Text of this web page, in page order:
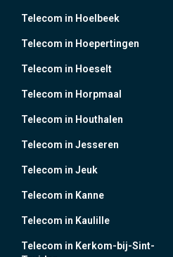
Telecom in Hoelbeek
Telecom in Hoepertingen
Telecom in Hoeselt
Telecom in Horpmaal
Telecom in Houthalen
Telecom in Jesseren
Telecom in Jeuk
Telecom in Kanne
Telecom in Kaulille
Telecom in Kerkom-bij-Sint-